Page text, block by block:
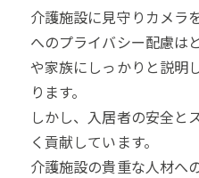
介護施設に見守りカメラ
へのプライバシー配慮は
や家族にしっかりと説明
ります。
しかし、入居者の安全と
く貢献しています。
介護施設の貴重な人材へ